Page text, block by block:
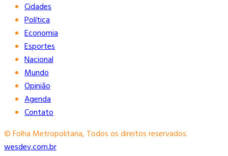
Cidades
Política
Economia
Esportes
Nacional
Mundo
Opinião
Agenda
Contato
© Folha Metropolitana, Todos os direitos reservados.
wesdev.com.br